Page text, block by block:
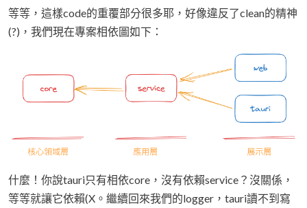
等等，這樣code的重覆部分很多耶，好像違反了clean的精神
(?)，我們現在專案相依圖如下：
什麼！你說tauri只有相依core，沒有依賴service？沒關係，
等等就讓它依賴(X。繼續回來我們的logger，tauri讀不到寫